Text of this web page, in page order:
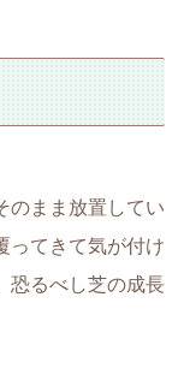
のまま放置してい
ってきて気が付け
恐るべし芝の成長